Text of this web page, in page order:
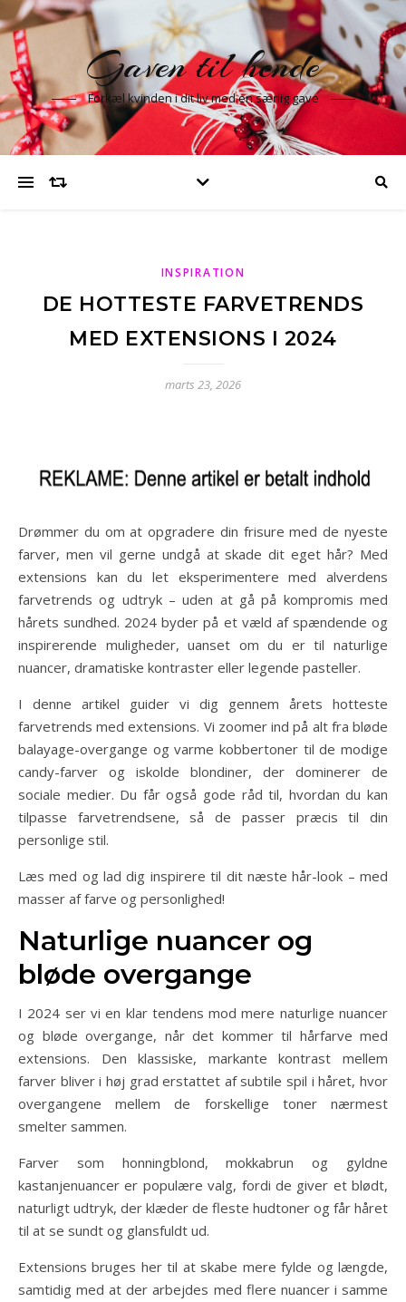
Gaven til hende
Forkæl kvinden i dit liv med en særlig gave
INSPIRATION
DE HOTTESTE FARVETRENDS
MED EXTENSIONS I 2024
marts 23, 2026
Drømmer du om at opgradere din frisure med de nyeste
farver, men vil gerne undgå at skade dit eget hår? Med
extensions kan du let eksperimentere med alverdens
farvetrends og udtryk – uden at gå på kompromis med
hårets sundhed. 2024 byder på et væld af spændende og
inspirerende muligheder, uanset om du er til naturlige
nuancer, dramatiske kontraster eller legende pasteller.
I denne artikel guider vi dig gennem årets hotteste
farvetrends med extensions. Vi zoomer ind på alt fra bløde
balayage-overgange og varme kobbertoner til de modige
candy-farver og iskolde blondiner, der dominerer de
sociale medier. Du får også gode råd til, hvordan du kan
tilpasse farvetrendsene, så de passer præcis til din
personlige stil.
Læs med og lad dig inspirere til dit næste hår-look – med
masser af farve og personlighed!
Naturlige nuancer og
bløde overgange
I 2024 ser vi en klar tendens mod mere naturlige nuancer
og bløde overgange, når det kommer til hårfarve med
extensions. Den klassiske, markante kontrast mellem
farver bliver i høj grad erstattet af subtile spil i håret, hvor
overgangene mellem de forskellige toner nærmest
smelter sammen.
Farver som honningblond, mokkabrun og gyldne
kastanjenuancer er populære valg, fordi de giver et blødt,
naturligt udtryk, der klæder de fleste hudtoner og får håret
til at se sundt og glansfuldt ud.
Extensions bruges her til at skabe mere fylde og længde,
samtidig med at der arbejdes med flere nuancer i samme